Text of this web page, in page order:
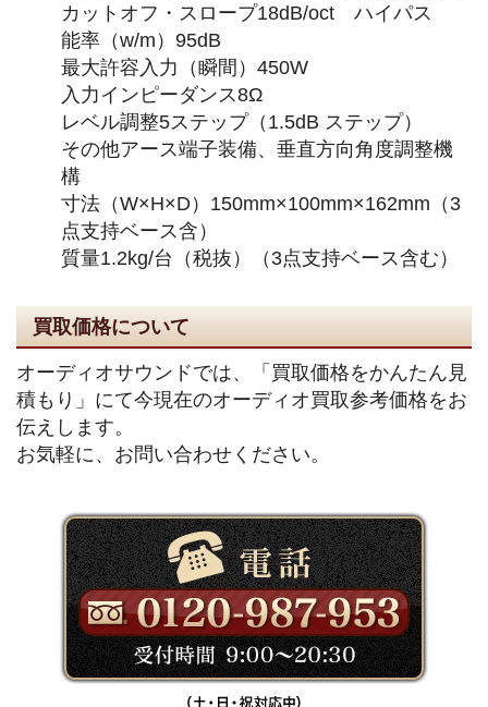
カットオフ・スロープ18dB/oct ハイパス
能率（w/m）95dB
最大許容入力（瞬間）450W
入力インピーダンス8Ω
レベル調整5ステップ（1.5dB ステップ）
その他アース端子装備、垂直方向角度調整機
構
寸法（W×H×D）150mm×100mm×162mm（3
点支持ベース含）
質量1.2kg/台（税抜）（3点支持ベース含む）
買取価格について
オーディオサウンドでは、「買取価格をかんたん見
積もり」にて今現在のオーディオ買取参考価格をお
伝えします。
お気軽に、お問い合わせください。